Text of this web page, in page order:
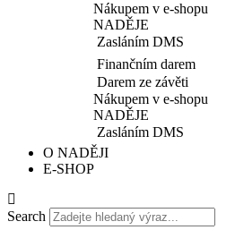
Nákupem v e-shopu
NADĚJE
Zasláním DMS
Finančním darem
Darem ze závěti
Nákupem v e-shopu
NADĚJE
Zasláním DMS
O NADĚJI
E-SHOP
Search